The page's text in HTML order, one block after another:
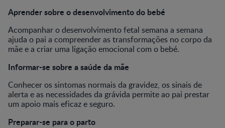
Aprender sobre o desenvolvimento do bebé
Acompanhar o desenvolvimento fetal semana a semana
ajuda o pai a compreender as transformações no corpo da
mãe e a criar uma ligação emocional com o bebé.
Informar-se sobre a saúde da mãe
Conhecer os sintomas normais da gravidez, os sinais de
alerta e as necessidades da grávida permite ao pai prestar
um apoio mais eficaz e seguro.
Preparar-se para o parto